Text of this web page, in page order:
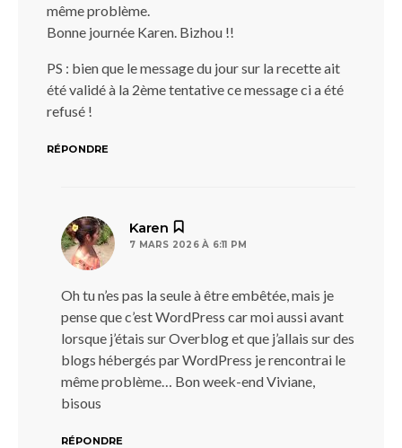
même problème.
Bonne journée Karen. Bizhou !!
PS : bien que le message du jour sur la recette ait
été validé à la 2ème tentative ce message ci a été
refusé !
RÉPONDRE
Karen
7 MARS 2026 À 6:11 PM
Oh tu n’es pas la seule à être embêtée, mais je
pense que c’est WordPress car moi aussi avant
lorsque j’étais sur Overblog et que j’allais sur des
blogs hébergés par WordPress je rencontrai le
même problème… Bon week-end Viviane,
bisous
RÉPONDRE